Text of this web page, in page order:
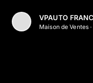
VPAUTO
Maison de Ventes ·